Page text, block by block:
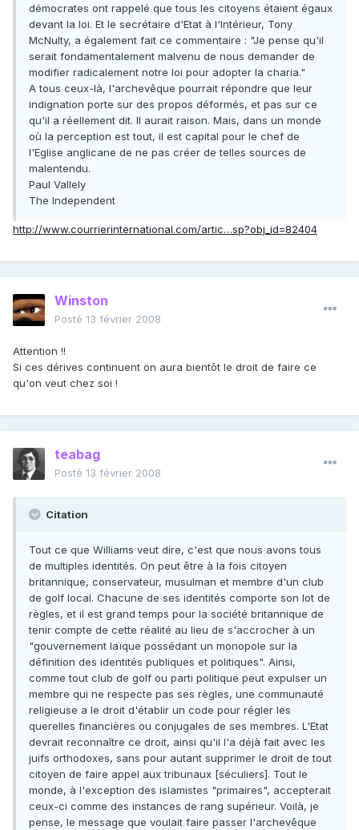
démocrates ont rappelé que tous les citoyens étaient égaux
devant la loi. Et le secrétaire d'Etat à l'Intérieur, Tony
McNulty, a également fait ce commentaire : "Je pense qu'il
serait fondamentalement malvenu de nous demander de
modifier radicalement notre loi pour adopter la charia."
A tous ceux-là, l'archevêque pourrait répondre que leur
indignation porte sur des propos déformés, et pas sur ce
qu'il a réellement dit. Il aurait raison. Mais, dans un monde
où la perception est tout, il est capital pour le chef de
l'Eglise anglicane de ne pas créer de telles sources de
malentendu.
Paul Vallely
The Independent
http://www.courrierinternational.com/artic…sp?obj_id=82404
Winston
Posté 13 février 2008
Attention !!
Si ces dérives continuent on aura bientôt le droit de faire ce
qu'on veut chez soi !
teabag
Posté 13 février 2008
Citation
Tout ce que Williams veut dire, c'est que nous avons tous
de multiples identités. On peut être à la fois citoyen
britannique, conservateur, musulman et membre d'un club
de golf local. Chacune de ses identités comporte son lot de
règles, et il est grand temps pour la société britannique de
tenir compte de cette réalité au lieu de s'accrocher à un
"gouvernement laïque possédant un monopole sur la
définition des identités publiques et politiques". Ainsi,
comme tout club de golf ou parti politique peut expulser un
membre qui ne respecte pas ses règles, une communauté
religieuse a le droit d'établir un code pour régler les
querelles financières ou conjugales de ses membres. L'Etat
devrait reconnaître ce droit, ainsi qu'il l'a déjà fait avec les
juifs orthodoxes, sans pour autant supprimer le droit de tout
citoyen de faire appel aux tribunaux [séculiers]. Tout le
monde, à l'exception des islamistes "primaires", accepterait
ceux-ci comme des instances de rang supérieur. Voilà, je
pense, le message que voulait faire passer l'archevêque